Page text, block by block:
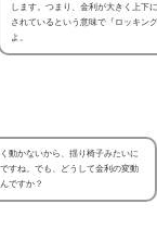
します。つまり、金利が大きく上下
されているという意味で『ロッキン
よ。
動かないから、揺り椅子みたいに
すね。でも、どうして金利の変動
ですか？